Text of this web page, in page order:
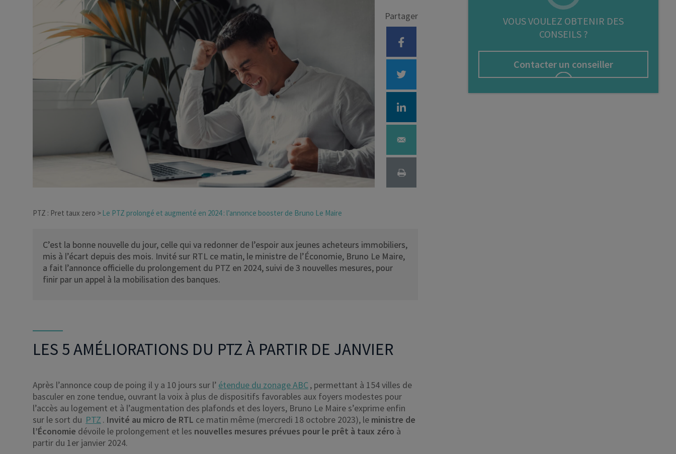
Dirigeant d’entreprise
Conseils fiscalité d’entreprise
Déficit foncier
Loi Pinel
Anciens dispositifs
Investissement locatif
Partager
PTZ : Pret taux zero Le PTZ prolongé et augmenté en 2024 : l’annonce booster de Bruno Le Maire
C’est la bonne nouvelle du jour, celle qui va redonner de l’espoir aux jeunes acheteurs immobiliers,
mis à l’écart depuis des mois. Invité sur RTL ce matin, le ministre de l’Économie, Bruno Le Maire,
a fait l’annonce officielle du prolongement du PTZ en 2024, suivi de 3 nouvelles mesures, pour
finir par un appel à la mobilisation des banques.
LES 5 AMÉLIORATIONS DU PTZ À PARTIR DE JANVIER
Après l’annonce coup de poing il y a 10 jours sur l’ étendue du zonage ABC, permettant à 154 villes de
basculer en zone tendue, ouvrant la voix à plus de dispositifs favorables aux foyers modestes pour
l’accès au logement et à l’augmentation des plafonds et des loyers, Bruno Le Maire s’exprime enfin
sur le sort du PTZ . Invité au micro de RTL ce matin même (mercredi 18 octobre 2023), le ministre de
l’Économie dévoile le prolongement et les nouvelles mesures prévues pour le prêt à taux zéro à
partir du 1er janvier 2024.
VOUS VOULEZ OBTENIR DES
CONSEILS ?
Contacter un conseiller